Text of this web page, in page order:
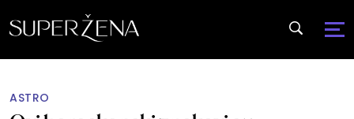
ASTRO